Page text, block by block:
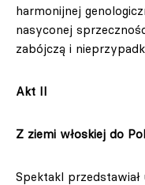
harmonijnej
nasyconej
zabójczą i
Akt II
Z ziemi włoskiej do
Spektakl